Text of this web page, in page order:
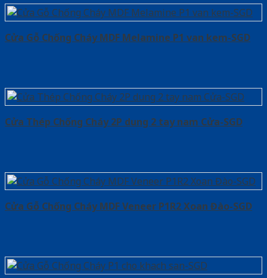
Cửa Gỗ Chống Cháy MDF Melamine P1 van kem-SGD
Cửa Thép Chống Cháy 2P dung 2 tay nam Cửa-SGD
Cửa Gỗ Chống Cháy MDF Veneer P1R2 Xoan Đào-SGD